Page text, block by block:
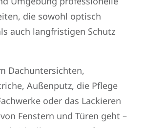
die sowohl optisch
auch langfristigen Schutz
Dachuntersichten,
Außenputz, die Pflege
oder das Lackieren
Fenstern und Türen geht –